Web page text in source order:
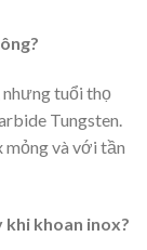
nhưng tuổi thọ
Tungsten.
mỏng và với tần
khi khoan inox?